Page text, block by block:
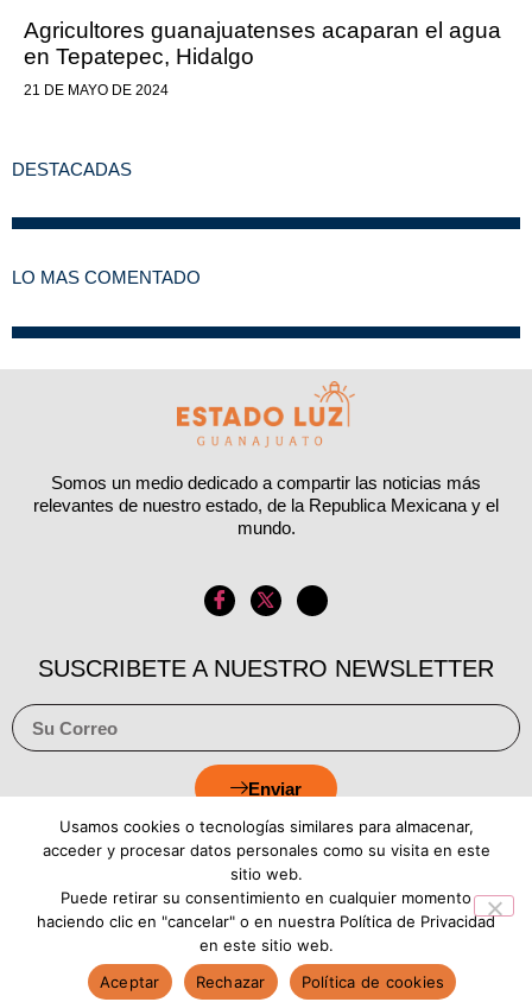
Agricultores guanajuatenses acaparan el agua
en Tepatepec, Hidalgo
21 DE MAYO DE 2024
DESTACADAS
LO MAS COMENTADO
Somos un medio dedicado a compartir las noticias más
relevantes de nuestro estado, de la Republica Mexicana y el
mundo.
SUSCRIBETE A NUESTRO NEWSLETTER
Enviar
Copyright © 2026 Estado Luz
Aviso de Privacidad Política de Cookies
Usamos cookies o tecnologías similares para almacenar,
acceder y procesar datos personales como su visita en este
sitio web.
Puede retirar su consentimiento en cualquier momento
haciendo clic en "cancelar" o en nuestra Política de Privacidad
en este sitio web.
Aceptar
Rechazar Política de cookies